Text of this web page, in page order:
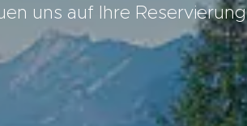
uns auf Ihre Reservierung